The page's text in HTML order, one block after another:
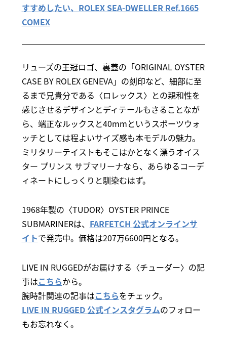
すすめしたい、ROLEX SEA-DWELLER Ref.1665
COMEX
リューズの王冠ロゴ、裏蓋の「ORIGINAL OYSTER
CASE BY ROLEX GENEVA」の刻印など、細部に至
るまで兄貴分である〈ロレックス〉との親和性を
感じさせるデザインとディテールもさることなが
ら、端正なルックスと40mmというスポーツウォ
ッチとしては程よいサイズ感も本モデルの魅力。
ミリタリーテイストもそこはかとなく漂うオイス
ター プリンス サブマリーナなら、あらゆるコーデ
ィネートにしっくりと馴染むはず。
1968年製の〈TUDOR〉OYSTER PRINCE
SUBMARINERは、 FARFETCH 公式オンラインサ
イトで発売中。価格は207万6600円となる。
LIVE IN RUGGEDがお届けする〈チューダー〉の記
事はこちらから。
腕時計関連の記事はこちらをチェック。
LIVE IN RUGGED 公式インスタグラムのフォロー
もお忘れなく。